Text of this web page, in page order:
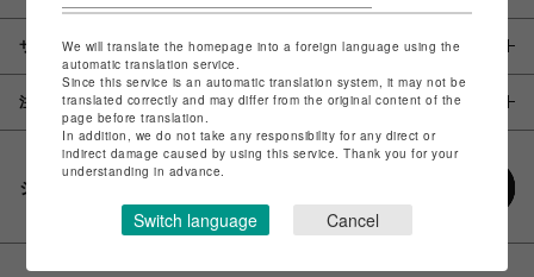
サイズ
注意事項
シェアする
We will translate the homepage into a foreign language using the
automatic translation service.
Since this service is an automatic translation system, it may not be
translated correctly and may differ from the original content of the
page before translation.
In addition, we do not take any responsibility for any direct or
indirect damage caused by using this service. Thank you for your
understanding in advance.
Switch language Cancel